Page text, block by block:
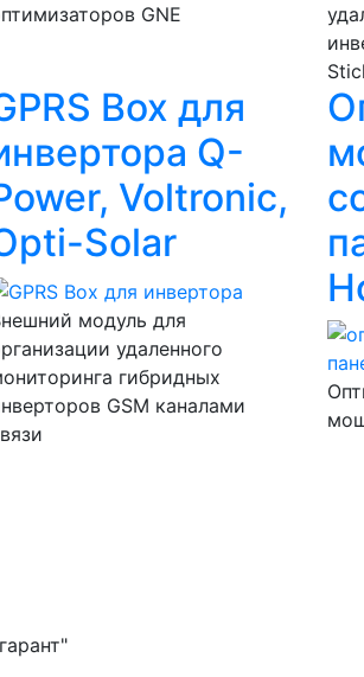
GNE
Box для
Q-
Voltronic,
Solar
модуль для
удаленного
гибридных
GSM каналами